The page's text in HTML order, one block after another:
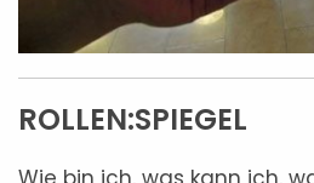
ROLLEN:SPIEGEL